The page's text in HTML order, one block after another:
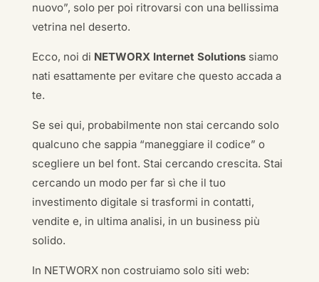
nuovo”, solo per poi ritrovarsi con una bellissima
vetrina nel deserto.
Ecco, noi di NETWORX Internet Solutionssiamo
nati esattamente per evitare che questo accada a
te.
Se sei qui, probabilmente non stai cercando solo
qualcuno che sappia “maneggiare il codice” o
scegliere un bel font. Stai cercando crescita. Stai
cercando un modo per far sì che il tuo
investimento digitale si trasformi in contatti,
vendite e, in ultima analisi, in un business più
solido.
In NETWORX non costruiamo solo siti web: